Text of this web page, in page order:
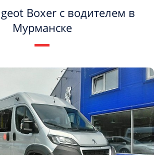
Boxer с водителем в
Мурманске
конфиденциальности
даю согласие на